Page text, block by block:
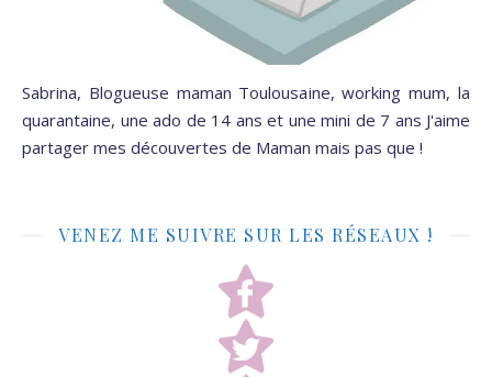
Sabrina, Blogueuse maman Toulousaine, working mum, la
quarantaine, une ado de 14 ans et une mini de 7 ans J'aime
partager mes découvertes de Maman mais pas que !
VENEZ ME SUIVRE SUR LES RÉSEAUX !